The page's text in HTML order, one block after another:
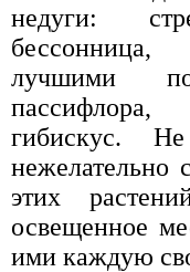
недуги:
лучшими
гибискус.
нежелательно
этих
освещенное
ими каждую